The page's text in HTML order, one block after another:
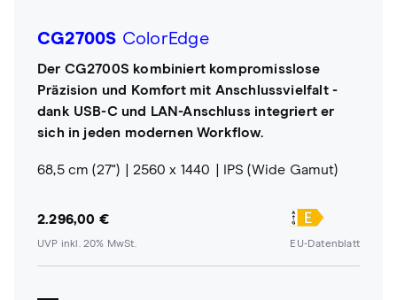
CG2700S ColorEdge
Der CG2700S kombiniert kompromisslose
Präzision und Komfort mit Anschlussvielfalt -
dank USB-C und LAN-Anschluss integriert er
sich in jeden modernen Workflow.
68,5 cm (27") 2560 x 1440 IPS (Wide Gamut)
2.296,00 €
UVP inkl. 20% MwSt. EU-Datenblatt